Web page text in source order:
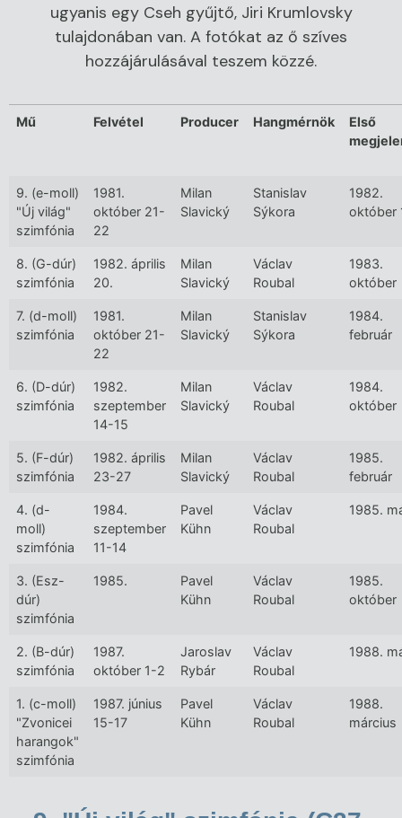
ugyanis egy Cseh gyűjtő, Jiri Krumlovsky
tulajdonában van. A fotókat az ő szíves
hozzájárulásával teszem közzé.
Mű Felvétel Producer Hangmérnök
Első
9. (e-moll)
"Új világ"
szimfónia
1981.
október 21-
22
Milan
Slavický
Stanislav
Sýkora
1982.
október
8. (G-dúr)
szimfónia
1982. április
20.
Milan
Slavický
Václav
Roubal
1983.
október
7. (d-moll)
szimfónia
1981.
október 21-
22
Milan
Slavický
Stanislav
Sýkora
1984.
február
6. (D-dúr)
szimfónia
1982.
szeptember
14-15
Milan
Slavický
Václav
Roubal
1984.
október
5. (F-dúr)
szimfónia
1982. április
23-27
Milan
Slavický
Václav
Roubal
1985.
február
4. (d-
moll)
szimfónia
1984.
szeptember
11-14
Pavel
Kühn
Václav
Roubal
1985.
3. (Esz-
dúr)
szimfónia
1985.
Pavel
Kühn
Václav
Roubal
1985.
október
2. (B-dúr)
szimfónia
1987.
október 1-2
Jaroslav
Rybár
Václav
Roubal
1988.
1. (c-moll)
"Zvonicei
harangok"
szimfónia
1987. június
15-17
Pavel
Kühn
Václav
Roubal
1988.
március